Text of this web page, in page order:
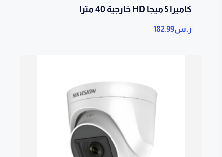
كاميرا 5 ميجا HD خارجية 40 مترا
ر.س182.99